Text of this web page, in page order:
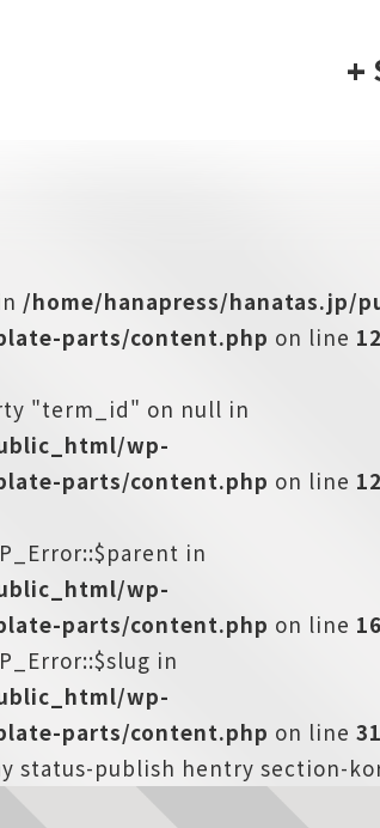
+
/home/hanapress/hanatas.jp/
parts/content.php on line 12
"term_id" on null in
wp-
parts/content.php on line 12
in
wp-
parts/content.php on line 16
in
wp-
parts/content.php on line 31
status-publish hentry section-